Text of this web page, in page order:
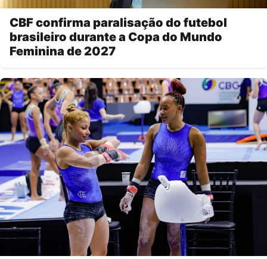
CBF confirma paralisação do futebol
brasileiro durante a Copa do Mundo
Feminina de 2027